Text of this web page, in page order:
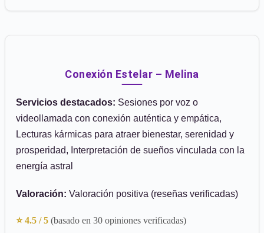
Conexión Estelar – Melina
Servicios destacados: Sesiones por voz o
videollamada con conexión auténtica y empática,
Lecturas kármicas para atraer bienestar, serenidad y
prosperidad, Interpretación de sueños vinculada con la
energía astral
Valoración: Valoración positiva (reseñas verificadas)
⭐ 4.5 / 5 (basado en 30 opiniones verificadas)